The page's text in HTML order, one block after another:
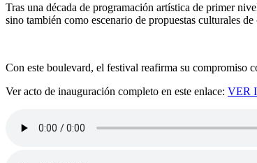
Tras una década de programación artística de primer
sino también como escenario de propuestas culturales de
Con este boulevard, el festival reafirma su compromiso
Ver acto de inauguración completo en este enlace: VER